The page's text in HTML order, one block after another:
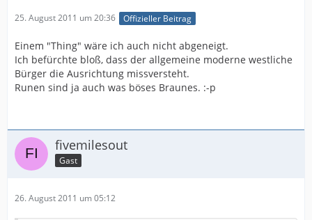
25. August 2011 um 20:36 Offizieller Beitrag
Einem "Thing" wäre ich auch nicht abgeneigt.
Ich befürchte bloß, dass der allgemeine moderne westliche
Bürger die Ausrichtung missversteht.
Runen sind ja auch was böses Braunes. :-p
fivemilesout
Gast
26. August 2011 um 05:12